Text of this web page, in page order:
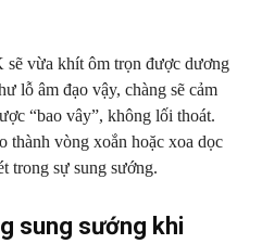
vừa khít ôm trọn được dương
lỗ âm đạo vậy, chàng sẽ cảm
“bao vây”, không lối thoát.
thành vòng xoắn hoặc xoa dọc
trong sự sung sướng.
sung sướng khi